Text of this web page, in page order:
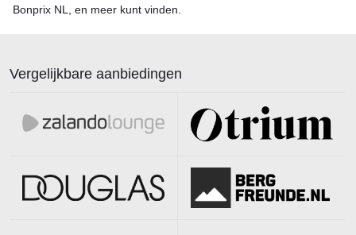
Bonprix NL, en meer kunt vinden.
Vergelijkbare aanbiedingen